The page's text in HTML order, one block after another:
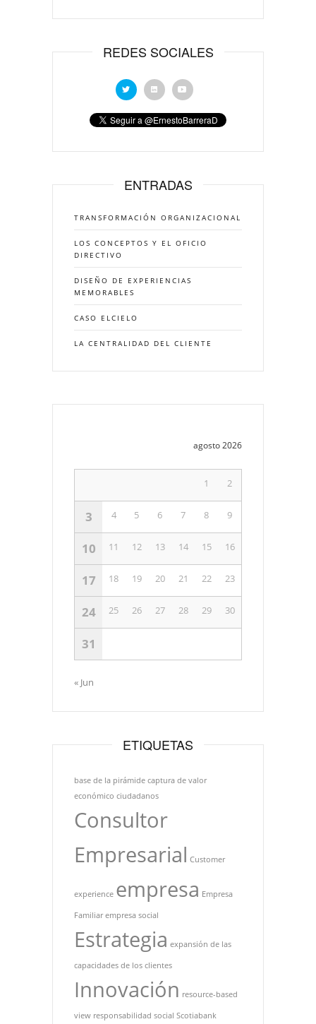
REDES SOCIALES
ENTRADAS
TRANSFORMACIÓN ORGANIZACIONAL
LOS CONCEPTOS Y EL OFICIO
DIRECTIVO
DISEÑO DE EXPERIENCIAS
MEMORABLES
CASO ELCIELO
LA CENTRALIDAD DEL CLIENTE
agosto 2026
1 2
3 4 5 6 7 8 9
10 11 12 13 14 15 16
17 18 19 20 21 22 23
24 25 26 27 28 29 30
31
« Jun
ETIQUETAS
base de la pirámide captura de valor
económico ciudadanos
Consultor
Empresarial Customer
experience empresa Empresa
Familiar empresa social
Estrategia expansión de las
capacidades de los clientes
Innovación resource-based
view responsabilidad social Scotiabank